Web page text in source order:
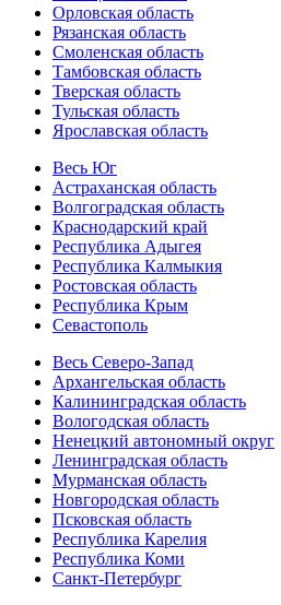
Орловская область
Рязанская область
Смоленская область
Тамбовская область
Тверская область
Тульская область
Ярославская область
Весь Юг
Астраханская область
Волгоградская область
Краснодарский край
Республика Адыгея
Республика Калмыкия
Ростовская область
Республика Крым
Севастополь
Весь Северо-Запад
Архангельская область
Калининградская область
Вологодская область
Ненецкий автономный округ
Ленинградская область
Мурманская область
Новгородская область
Псковская область
Республика Карелия
Республика Коми
Санкт-Петербург